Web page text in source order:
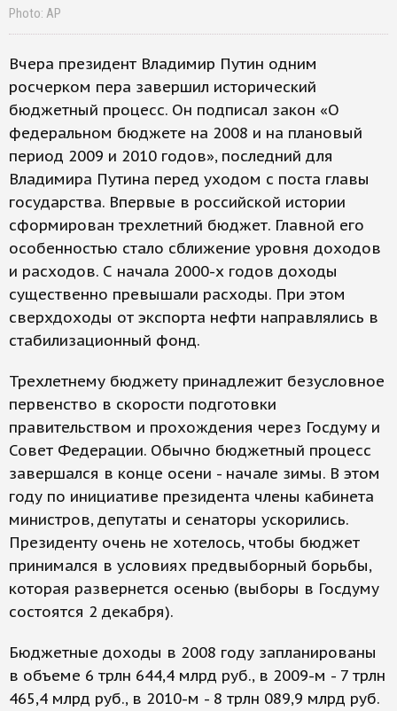
Photo: AP
Вчера президент Владимир Путин одним
росчерком пера завершил исторический
бюджетный процесс. Он подписал закон «О
федеральном бюджете на 2008 и на плановый
период 2009 и 2010 годов», последний для
Владимира Путина перед уходом с поста главы
государства. Впервые в российской истории
сформирован трехлетний бюджет. Главной его
особенностью стало сближение уровня доходов
и расходов. С начала 2000-х годов доходы
существенно превышали расходы. При этом
сверхдоходы от экспорта нефти направлялись в
стабилизационный фонд.
Трехлетнему бюджету принадлежит безусловное
первенство в скорости подготовки
правительством и прохождения через Госдуму и
Совет Федерации. Обычно бюджетный процесс
завершался в конце осени - начале зимы. В этом
году по инициативе президента члены кабинета
министров, депутаты и сенаторы ускорились.
Президенту очень не хотелось, чтобы бюджет
принимался в условиях предвыборный борьбы,
которая развернется осенью (выборы в Госдуму
состоятся 2 декабря).
Бюджетные доходы в 2008 году запланированы
в объеме 6 трлн 644,4 млрд руб., в 2009-м - 7 трлн
465,4 млрд руб., в 2010-м - 8 трлн 089,9 млрд руб.